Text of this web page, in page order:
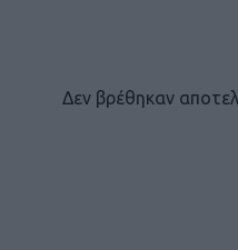
Δεν βρέθηκαν